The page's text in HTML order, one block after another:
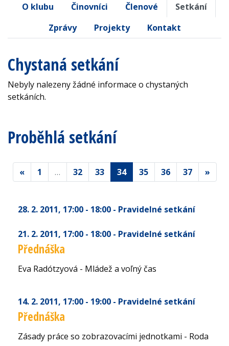
O klubu Činovníci Členové
Setkání
Zprávy
Projekty Kontakt
Chystaná setkání
Nebyly nalezeny žádné informace o chystaných
setkáních.
Proběhlá setkání
« 1 … 32 33 34 35 36 37 »
28. 2. 2011, 17:00 - 18:00 - Pravidelné setkání
21. 2. 2011, 17:00 - 18:00 - Pravidelné setkání
Přednáška
Eva Radótzyová - Mládež a voľný čas
14. 2. 2011, 17:00 - 19:00 - Pravidelné setkání
Přednáška
Zásady práce so zobrazovacími jednotkami - Roda